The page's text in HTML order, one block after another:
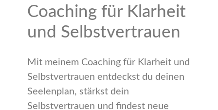
Coaching für Klarheit
und Selbstvertrauen
Mit meinem Coaching für Klarheit und
Selbstvertrauen entdeckst du deinen
Seelenplan, stärkst dein
Selbstvertrauen und findest neue